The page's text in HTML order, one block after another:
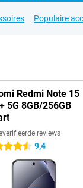
Populaire
Redmi Note 15
5G 8GB/256GB
reviews
9,4